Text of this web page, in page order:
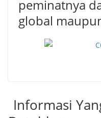
peminatnya
global
Informasi